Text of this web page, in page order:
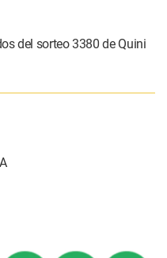
del sorteo 3380 de Quini